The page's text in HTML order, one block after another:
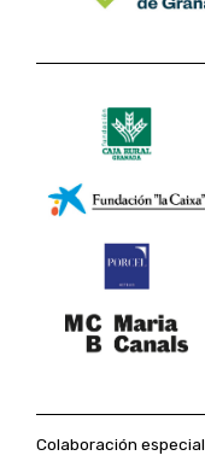
Colaboración especial